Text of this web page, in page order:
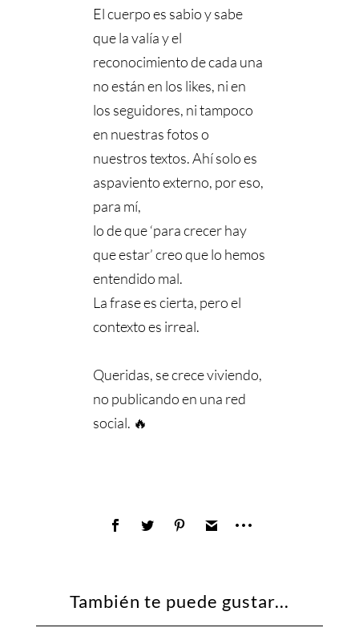
El cuerpo es sabio y sabe
que la valía y el
reconocimiento de cada una
no están en los likes, ni en
los seguidores, ni tampoco
en nuestras fotos o
nuestros textos. Ahí solo es
aspaviento externo, por eso,
para mí,
lo de que ‘para crecer hay
que estar’ creo que lo hemos
entendido mal.
La frase es cierta, pero el
contexto es irreal.
Queridas, se crece viviendo,
no publicando en una red
social. 🔥
También te puede gustar...